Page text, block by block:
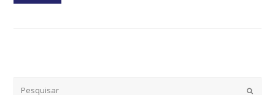
Submit